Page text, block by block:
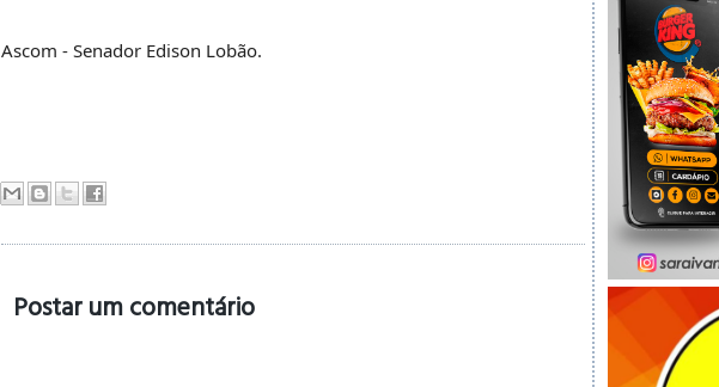
Ascom - Senador Edison Lobão.
Postar um comentário